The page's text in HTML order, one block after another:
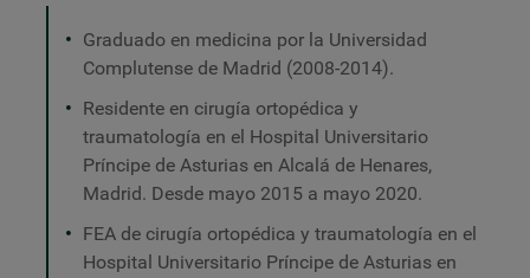
Graduado en medicina por la Universidad
Complutense de Madrid (2008-2014).
Residente en cirugía ortopédica y
traumatología en el Hospital Universitario
Príncipe de Asturias en Alcalá de Henares,
Madrid. Desde mayo 2015 a mayo 2020.
FEA de cirugía ortopédica y traumatología en el
Hospital Universitario Príncipe de Asturias en